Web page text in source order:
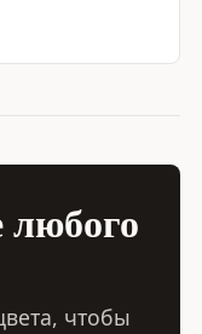
любого
чтобы